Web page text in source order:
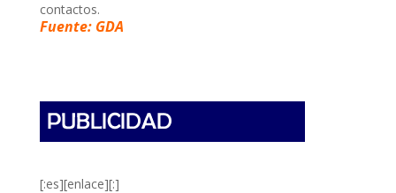
contactos.
Fuente: GDA
[:es][enlace][:]